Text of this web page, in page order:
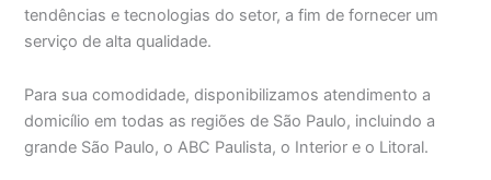
tendências e tecnologias do setor, a fim de fornecer um
serviço de alta qualidade.
Para sua comodidade, disponibilizamos atendimento a
domicílio em todas as regiões de São Paulo, incluindo a
grande São Paulo, o ABC Paulista, o Interior e o Litoral.